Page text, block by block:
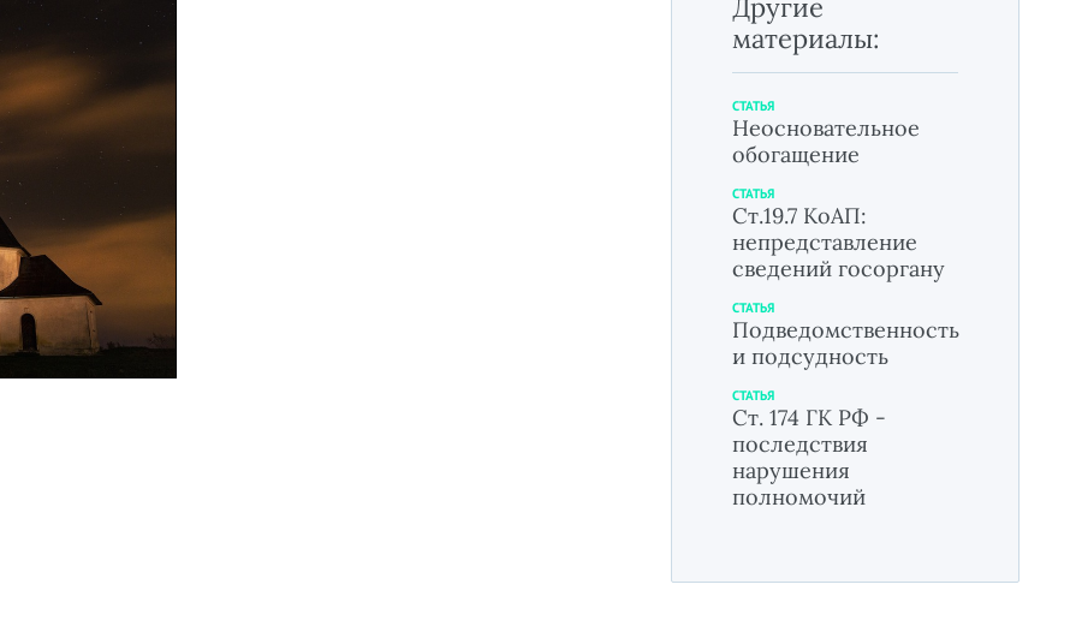
Другие
материалы:
СТАТЬЯ
Неосновательное
обогащение
СТАТЬЯ
Ст.19.7 КоАП:
непредставление
сведений госоргану
СТАТЬЯ
Подведомственность
и подсудность
СТАТЬЯ
Ст. 174 ГК РФ -
последствия
нарушения
полномочий